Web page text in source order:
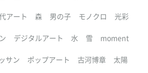
アート 森 男の子 モノクロ 光彩
デジタルアート 水 雪 moment
サン ポップアート 古河博章 太陽